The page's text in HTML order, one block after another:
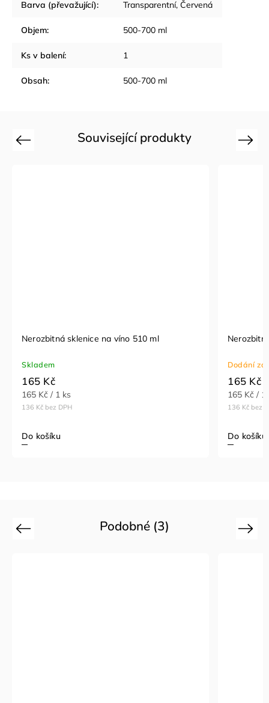
Barva (převažující): Transparentní, Červená
Objem: 500-700 ml
Ks v balení: 1
Obsah: 500-700 ml
Související produkty
Previous
Nerozbitná sklenice na víno 510 ml
Skladem
136 Kč bez DPH
165 Kč
165 Kč / 1 ks
Do košíku
Dodání
136 Kč bez
165 Kč
165 Kč / 1
Do košíku
Next
Podobné (3)
Previous Next